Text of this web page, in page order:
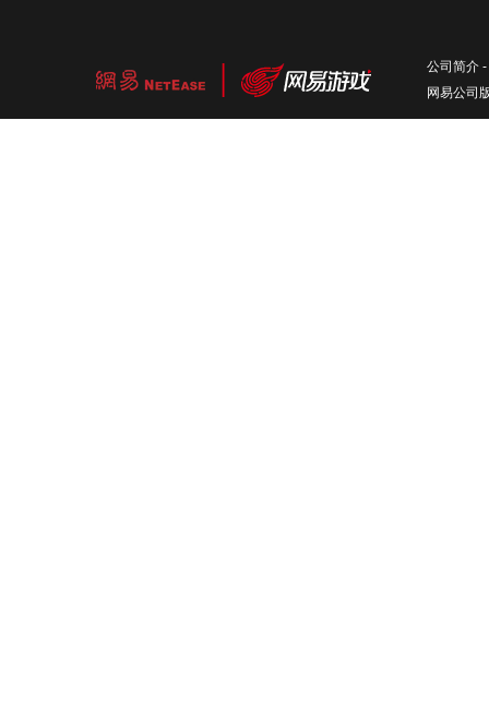
公司简介 -
网易公司